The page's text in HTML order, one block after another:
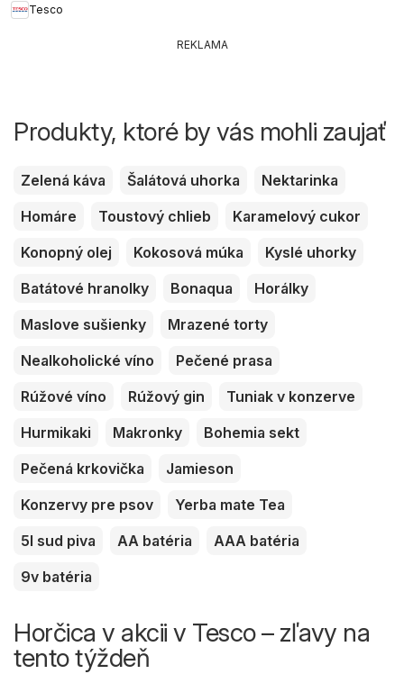
Tesco
REKLAMA
Produkty, ktoré by vás mohli zaujať
Zelená káva Šalátová uhorka
Nektarinka
Homáre
Toustový chlieb
Karamelový cukor
Konopný olej
Kokosová múka
Kyslé uhorky
Batátové hranolky
Bonaqua
Horálky
Maslove sušienky
Mrazené torty
Nealkoholické víno
Pečené prasa
Rúžové víno
Rúžový gin
Tuniak v konzerve
Hurmikaki
Makronky
Bohemia sekt
Pečená krkovička
Jamieson
Konzervy pre psov
Yerba mate Tea
5l sud piva
AA batéria
AAA batéria
9v batéria
Horčica v akcii v Tesco – zľavy na
tento týždeň